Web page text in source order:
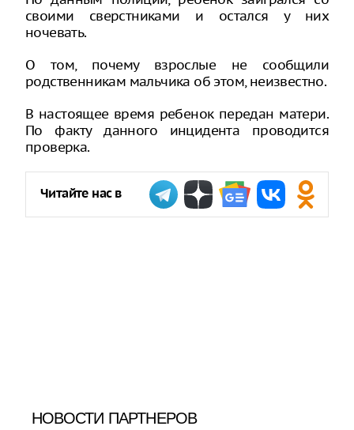
своими сверстниками и остался у них
ночевать.
О том, почему взрослые не сообщили
родственникам мальчика об этом, неизвестно.
В настоящее время ребенок передан матери.
По факту данного инцидента проводится
проверка.
Читайте нас в